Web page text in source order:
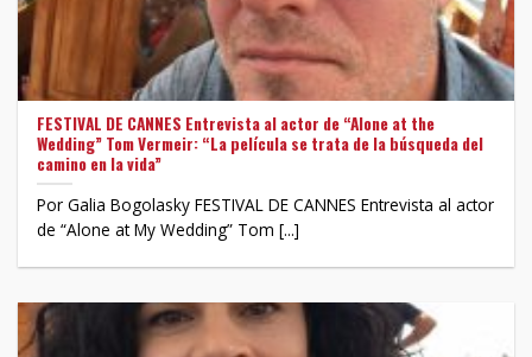
FESTIVAL DE CANNES Entrevista al actor de “Alone at the
Wedding” Tom Vermeir: “La película se trata de la búsqueda del
camino en la vida”
Por Galia Bogolasky FESTIVAL DE CANNES Entrevista al actor
de “Alone at My Wedding” Tom [...]